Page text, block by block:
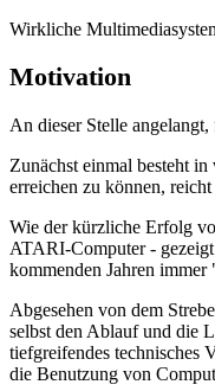
Wirkliche
Motivation
An dieser Stelle
Zunächst einmal besteht
erreichen zu können,
Wie der kürzliche Erfolg
ATARI-Computer -
kommenden Jahren
Abgesehen von dem
selbst den Ablauf und die
tiefgreifendes technisches
die Benutzung von